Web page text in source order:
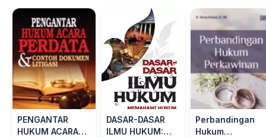
PENGANTAR
HUKUM ACARA
DASAR-DASAR
ILMU HUKUM:
Perbandingan
Hukum